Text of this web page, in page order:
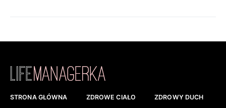
STRONA GŁÓWNA ZDROWE CIAŁO
ZDROWY DUCH